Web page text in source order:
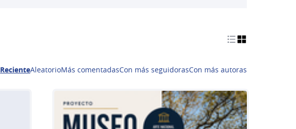
RecienteAleatorioMás comentadasCon más seguidorasCon más autoras